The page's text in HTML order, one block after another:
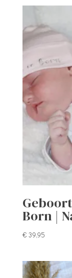
Born |
€ 39,95